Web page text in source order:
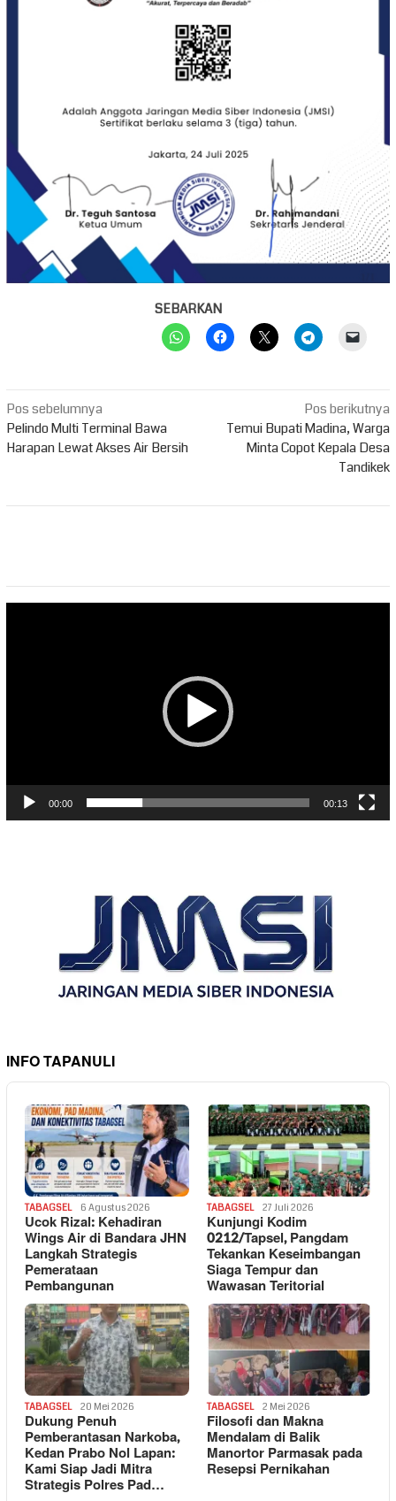
SEBARKAN
Navigasi
pos
Pos sebelumnya
Pelindo Multi Terminal Bawa
Harapan Lewat Akses Air Bersih
Pos berikutnya
Temui Bupati Madina, Warga
Minta Copot Kepala Desa
Tandikek
00:00 00:13
INFO TAPANULI
TABAGSEL 6 Agustus 2026
Ucok Rizal: Kehadiran
Wings Air di Bandara JHN
Langkah Strategis
Pemerataan
Pembangunan
TABAGSEL 27 Juli 2026
Kunjungi Kodim
0212/Tapsel, Pangdam
Tekankan Keseimbangan
Siaga Tempur dan
Wawasan Teritorial
TABAGSEL 20 Mei 2026
Dukung Penuh
Pemberantasan Narkoba,
Kedan Prabo Nol Lapan:
Kami Siap Jadi Mitra
Strategis Polres Pad…
TABAGSEL 2 Mei 2026
Filosofi dan Makna
Mendalam di Balik
Manortor Parmasak pada
Resepsi Pernikahan